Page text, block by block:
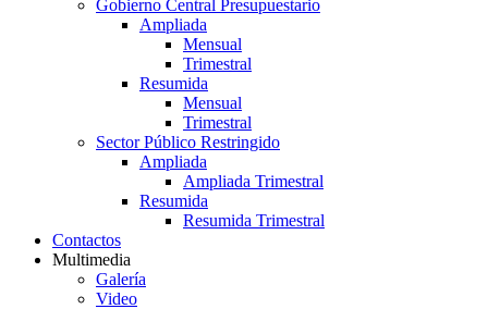
Gobierno Central Presupuestario
Ampliada
Mensual
Trimestral
Resumida
Mensual
Trimestral
Sector Público Restringido
Ampliada
Ampliada Trimestral
Resumida
Resumida Trimestral
Contactos
Multimedia
Galería
Video